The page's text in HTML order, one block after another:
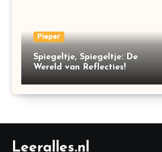
Pieper
Spiegeltje, Spiegeltje: De
Wereld van Reflecties!
Leeralles.nl